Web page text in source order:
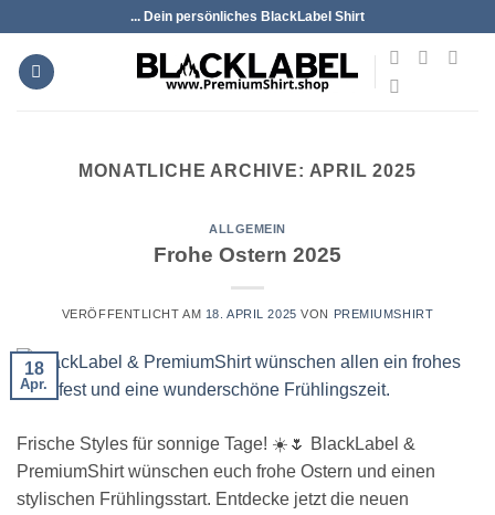
springen
... Dein persönliches BlackLabel Shirt
MONATLICHE ARCHIVE: APRIL 2025
ALLGEMEIN
Frohe Ostern 2025
VERÖFFENTLICHT AM 18. APRIL 2025 VON PREMIUMSHIRT
18
Apr.
Frische Styles für sonnige Tage! ☀️🌷 BlackLabel &
PremiumShirt wünschen euch frohe Ostern und einen
stylischen Frühlingsstart. Entdecke jetzt die neuen